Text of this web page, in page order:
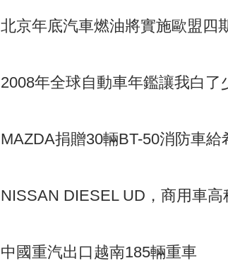
北京年底汽車燃油將實施歐盟四
2008年全球自動車年鑑讓我白了
MAZDA捐贈30輛BT-50消防車給
NISSAN DIESEL UD，商用車高
中國重汽出口越南185輛重車